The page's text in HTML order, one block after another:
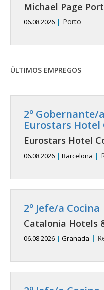
Michael Page
06.08.2026 | Porto
ÚLTIMOS EMPREGOS
2º
Eurostars Hotel
Eurostars Hotel
06.08.2026 | Barcelona |
2º Jefe/a Cocina
Catalonia Hotels
06.08.2026 | Granada |